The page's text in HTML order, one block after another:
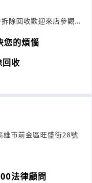
除回收歡迎來店參觀選
您的煩惱
收
市前金區旺盛街28號
法律顧問